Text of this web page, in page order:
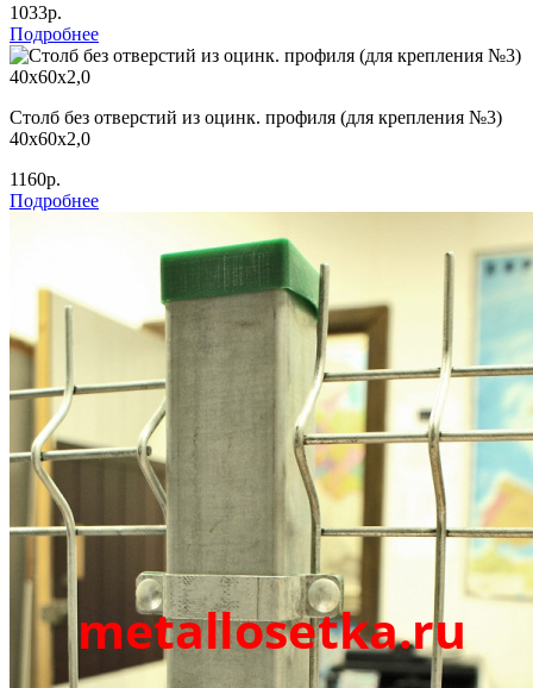
1033р.
Подробнее
Столб без отверстий из оцинк. профиля (для крепления №3)
40х60х2,0
1160р.
Подробнее